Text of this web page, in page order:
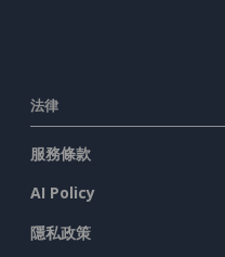
法律
服務條款
AI Policy
隱私政策